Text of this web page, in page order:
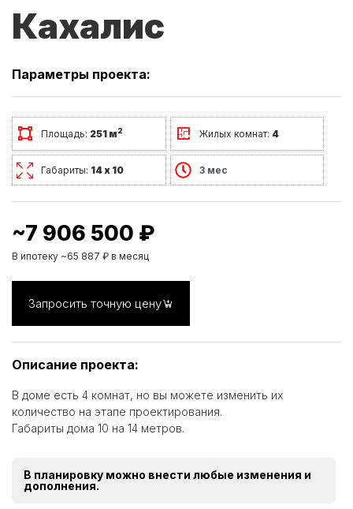
Кахалис
Параметры проекта:
Площадь: 251 м2 Жилых комнат: 4
Габариты: 14 х 10 3 мес
~7 906 500 ₽
В ипотеку ~65 887 ₽ в месяц
Запросить точную цену
Описание проекта:
В доме есть 4 комнат, но вы можете изменить их
количество на этапе проектирования.
Габариты дома 10 на 14 метров.
В планировку можно внести любые изменения и
дополнения.